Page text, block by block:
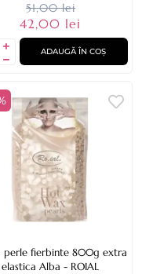
51,00 lei
42,00 lei
ADAUGĂ ÎN COȘ
perle fierbinte 800g extra
elastica Alba - ROIAL